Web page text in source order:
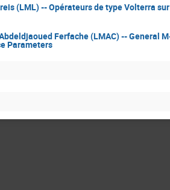
(LML) -- Opérateurs de type Volterra
Ferfache (LMAC) -- General
Parameters